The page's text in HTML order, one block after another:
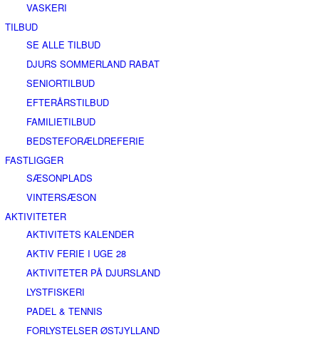
VASKERI
TILBUD
SE ALLE TILBUD
DJURS SOMMERLAND RABAT
SENIORTILBUD
EFTERÅRSTILBUD
FAMILIETILBUD
BEDSTEFORÆLDREFERIE
FASTLIGGER
SÆSONPLADS
VINTERSÆSON
AKTIVITETER
AKTIVITETS KALENDER
AKTIV FERIE I UGE 28
AKTIVITETER PÅ DJURSLAND
LYSTFISKERI
PADEL & TENNIS
FORLYSTELSER ØSTJYLLAND